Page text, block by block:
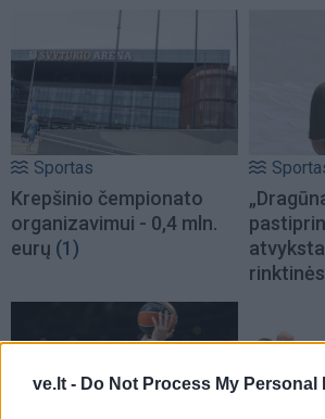
ve.lt - Do Not Process My Personal
Sportas
Krepšinio čempionato
organizavimui - 0,4 mln.
eurų (1)